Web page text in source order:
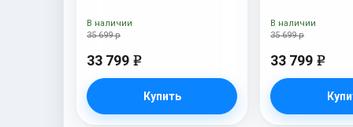
White/Black) Luxe Beige
35 699 р
33 799 e
Купить
В наличии
White/Black)
35 699 р
33 799 e
В наличии